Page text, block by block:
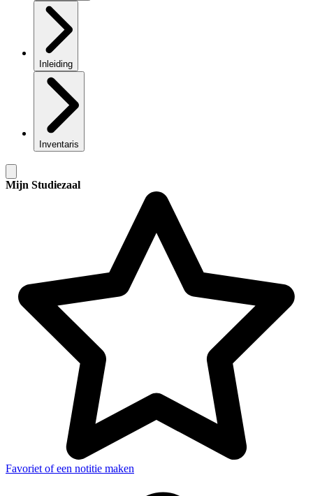
Inleiding
Inventaris
Mijn Studiezaal
Favoriet of een notitie maken